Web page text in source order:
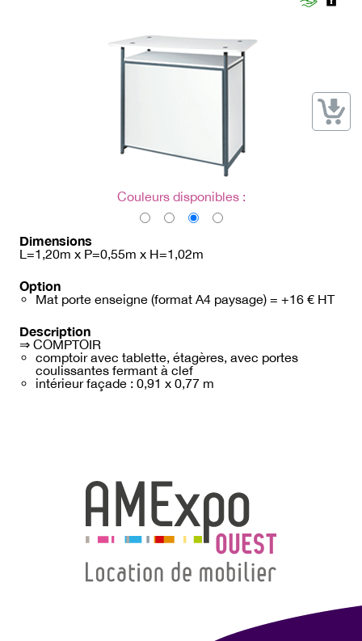
→ Noms / Références
Couleurs disponibles :
Dimensions
L=1,20m x P=0,55m x H=1,02m
Option
Mat porte enseigne (format A4 paysage) = +16 € HT
Description
⇒ COMPTOIR
comptoir avec tablette, étagères, avec portes
coulissantes fermant à clef
intérieur façade : 0,91 x 0,77 m